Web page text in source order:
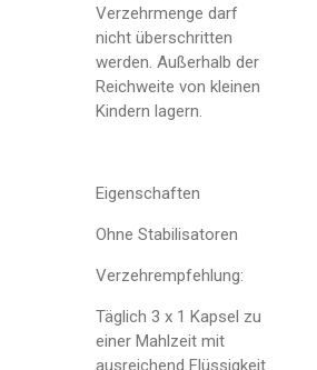
Verzehrmenge darf
nicht überschritten
werden. Außerhalb der
Reichweite von kleinen
Kindern lagern.
Eigenschaften
Ohne Stabilisatoren
Verzehrempfehlung:
Täglich 3 x 1 Kapsel zu
einer Mahlzeit mit
ausreichend Flüssigkeit